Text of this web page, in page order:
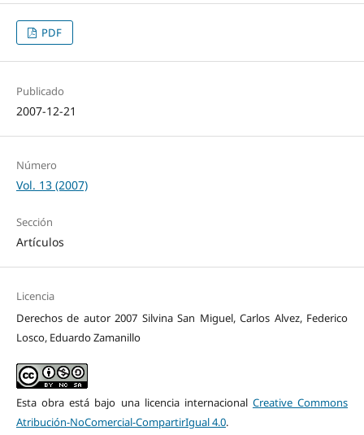
PDF
Publicado
2007-12-21
Número
Vol. 13 (2007)
Sección
Artículos
Licencia
Derechos de autor 2007 Silvina San Miguel, Carlos Alvez, Federico
Losco, Eduardo Zamanillo
Esta obra está bajo una licencia internacional Creative Commons
Atribución-NoComercial-CompartirIgual 4.0.